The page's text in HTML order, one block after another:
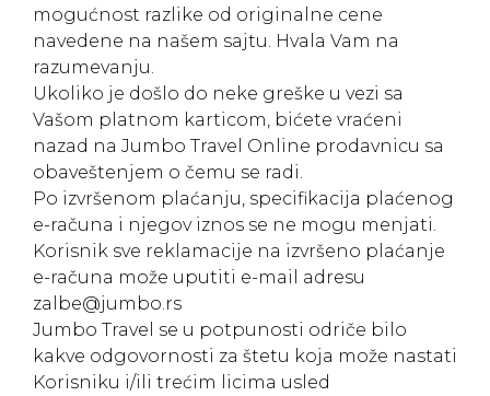
mogućnost razlike od originalne cene
navedene na našem sajtu. Hvala Vam na
razumevanju.
Ukoliko je došlo do neke greške u vezi sa
Vašom platnom karticom, bićete vraćeni
nazad na Jumbo Travel Online prodavnicu sa
obaveštenjem o čemu se radi.
Po izvršenom plaćanju, specifikacija plaćenog
e-računa i njegov iznos se ne mogu menjati.
Korisnik sve reklamacije na izvršeno plaćanje
e-računa može uputiti e-mail adresu
zalbe@jumbo.rs
Jumbo Travel se u potpunosti odriče bilo
kakve odgovornosti za štetu koja može nastati
Korisniku i/ili trećim licima usled